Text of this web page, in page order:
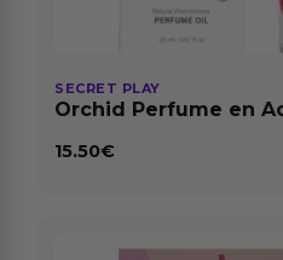
SECRET PLAY
Orchid Perfume en
15.50€